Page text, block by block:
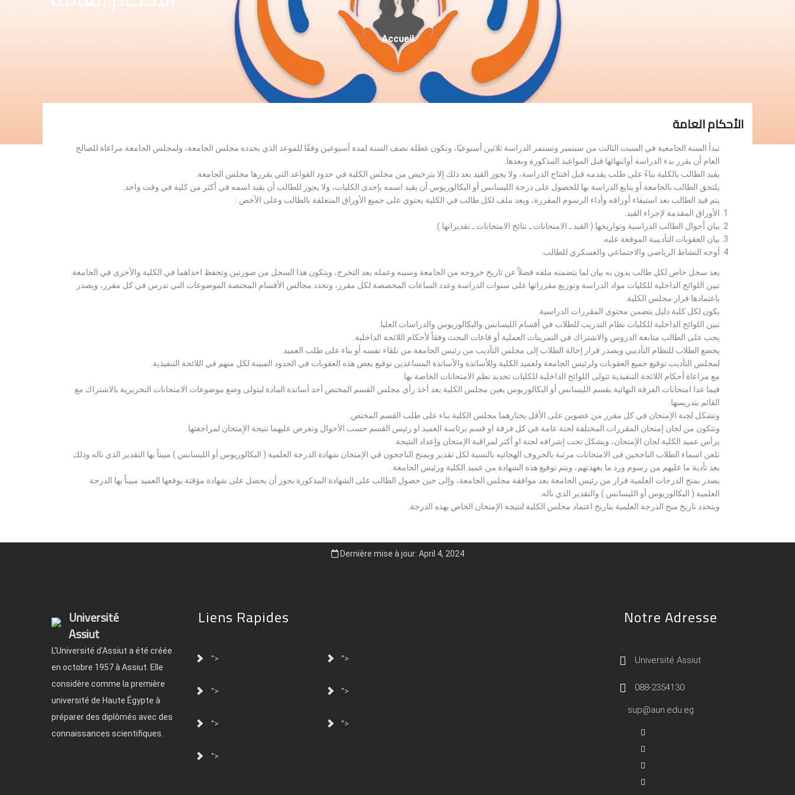
Fil
D'Ariane
Accueil
الأحكام العامة
تبدأ السنة الجامعية في السبت الثالث من سبتمبر وتستمر الدراسة ثلاثين أسبوعيًا، وتكون عطلة نصف السنة لمدة أسبوعين وفقًا للموعد الذي يحدده مجلس الجامعة، ولمجلس الجامعة مراعاة للصالح
العام أن يقرر بدء الدراسة أوانتهائها قبل المواعيد المذكورة وبعدها.
يقيد الطالب بالكلية بناءً على طلب يقدمه قبل افتتاح الدراسة، ولا يجوز القيد بعد ذلك إلا بترخيص من مجلس الكلية في حدود القواعد التي يقررها مجلس الجامعة.
يلتحق الطالب بالجامعة أو يتابع الدراسة بها للحصول على درجة الليسانس أو البكالوريوس أن يقيد اسمه بإحدى الكليات، ولا يجوز للطالب أن يقيد اسمه في أكثر من كلية في وقت واحد.
يتم قيد الطالب بعد استيفاء أوراقه وأداء الرسوم المقررة، ويعد ملف لكل طالب في الكلية يحتوي على جميع الأوراق المتعلقة بالطالب وعلى الأخص :
الأوراق المقدمة لإجراء القيد.
بيان أحوال الطالب الدراسية وتواريخها ( القيد ـ الامتحانات ـ نتائح الامتحانات ـ تقديراتها ).
بيان العقوبات التأديبية الموقعة عليه.
أوجه النشاط الرياضي والاجتماعي والعسكري للطالب.
يعد سجل خاص لكل طالب يدون به بيان لما يتضمنه ملفه فضلاً عن تاريخ خروجه من الجامعة وسببه وعمله بعد التخرج، ويتكون هذا السجل من صورتين وتحفظ احداهما في الكلية والأخرى في الجامعة.
تبين اللوائح الداخلية للكليات مواد الدراسة وتوزيع مقرراتها على سنوات الدراسة وعدد الساعات المخصصة لكل مقرر، وتحدد مجالس الأقسام المختصة الموضوعات التي تدرس في كل مقرر، ويصدر
باعتمادها قرار مجلس الكلية.
يكون لكل كلية دليل يتضمن محتوى المقررات الدراسية.
تبين اللوائح الداخلية للكليات نظام التدريب للطلاب في أقسام الليسانس والبكالوريوس والدراسات العليا.
يجب على الطالب متابعة الدروس والاشتراك في التمرينات العملية أو قاعات البحث وفقاً لأحكام اللائحة الداخلية.
يخضع الطلاب للنظام التأديبي ويصدر قرار إحالة الطلاب إلى مجلس التأديب من رئيس الجامعة من تلقاء نفسه أو بناء على طلب العميد.
لمجلس التأديب توقيع جميع العقوبات ولرئيس الجامعة ولعميد الكلية وللأساتذة والأساتذة المساعدين توقيع بعض هذه العقوبات في الحدود المبينة لكل منهم في اللائحة التنفيذية.
مع مراعاة أحكام اللائحة التنفيذية تتولى اللوائح الداخلية للكليات تحديد نظم الامتحانات الخاصة بها.
فيما عدا امتحانات الفرقة النهائية بقسم الليسانس أو البكالوريوس يعين مجلس الكلية بعد أخذ رأي مجلس القسم المختص أحد أساتذة المادة ليتولى وضع موضوعات الامتحانات التحريرية بالاشتراك مع
القائم بتدريسها.
وتشكل لجنة الإمتحان في كل مقرر من عضوين على الأقل يختارهما مجلس الكلية بناء على طلب القسم المختص.
وتتكون من لجان إمتحان المقررات المختلفة لجنة عامة في كل فرقة او قسم برئاسة العميد او رئيس القسم حسب الأحوال وتعرض عليهما نتيجة الإمتحان لمراجعتها.
يرأس عميد الكلية لجان الإمتحان، ويشكل تحت إشرافه لجنة او أكثر لمراقبة الإمتحان وإعداد النتيجة.
تلعن اسماء الطلاب الناجحين فى الامتحانات مرتبة بالحروف الهجائيه بالنسبة لكل تقدير ويمنح الناجحون في الإمتحان شهادة الدرجة العلمية ( البكالوريوس أو الليسانس ) مبيناً بها التقدير الذي ناله وذلك
بعد تأدية ما عليهم من رسوم ورد ما بعهدتهم، ويتم توقيع هذه الشهادة من عميد الكلية ورئيس الجامعة.
يصدر بمنح الدرجات العلمية قرار من رئيس الجامعة بعد موافقة مجلس الجامعة، وإلى حين حصول الطالب على الشهادة المذكورة يجوز أن يحصل على شهادة مؤقتة يوقعها العميد مبيناً بها الدرجة
العلمية ( البكالوريوس أو الليسانس ) والتقدير الذي ناله.
ويتحدد تاريخ منح الدرجة العلمية بتاريخ اعتماد مجلس الكلية لنتيجة الإمتحان الخاص بهذه الدرجة.
Dernière mise à jour: April 4, 2024
Université
Assiut
L'Université d'Assiut a été créée
en octobre 1957 à Assiut. Elle
considère comme la première
université de Haute Égypte à
préparer des diplômés avec des
connaissances scientifiques.
Liens Rapides
"> ">
"> ">
"> ">
">
Notre Adresse
Université Assiut
088-2354130
sup@aun.edu.eg